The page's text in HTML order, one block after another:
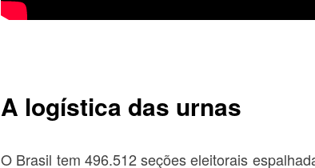
A logística das urnas
O Brasil tem 496.512 seções eleitorais